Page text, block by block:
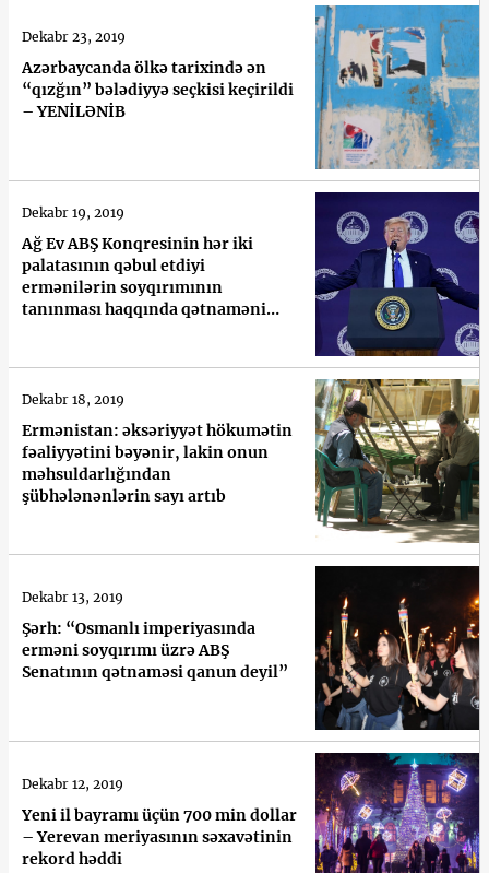
Azərbaycanda ölkə tarixində ən
“qızğın” bələdiyyə seçkisi keçirildi
– YENİLƏNİB
Dekabr 23, 2019
Ağ Ev ABŞ Konqresinin hər iki
palatasının qəbul etdiyi
ermənilərin soyqırımının
tanınması haqqında qətnaməni
Dekabr 19, 2019
Ermənistan: əksəriyyət hökumətin
fəaliyyətini bəyənir, lakin onun
məhsuldarlığından
şübhələnənlərin sayı artıb
Dekabr 18, 2019
Şərh: “Osmanlı imperiyasında
erməni soyqırımı üzrə ABŞ
Senatının qətnaməsi qanun deyil”
Dekabr 13, 2019
Yeni il bayramı üçün 700 min dollar
– Yerevan meriyasının səxavətinin
rekord həddi
Dekabr 12, 2019